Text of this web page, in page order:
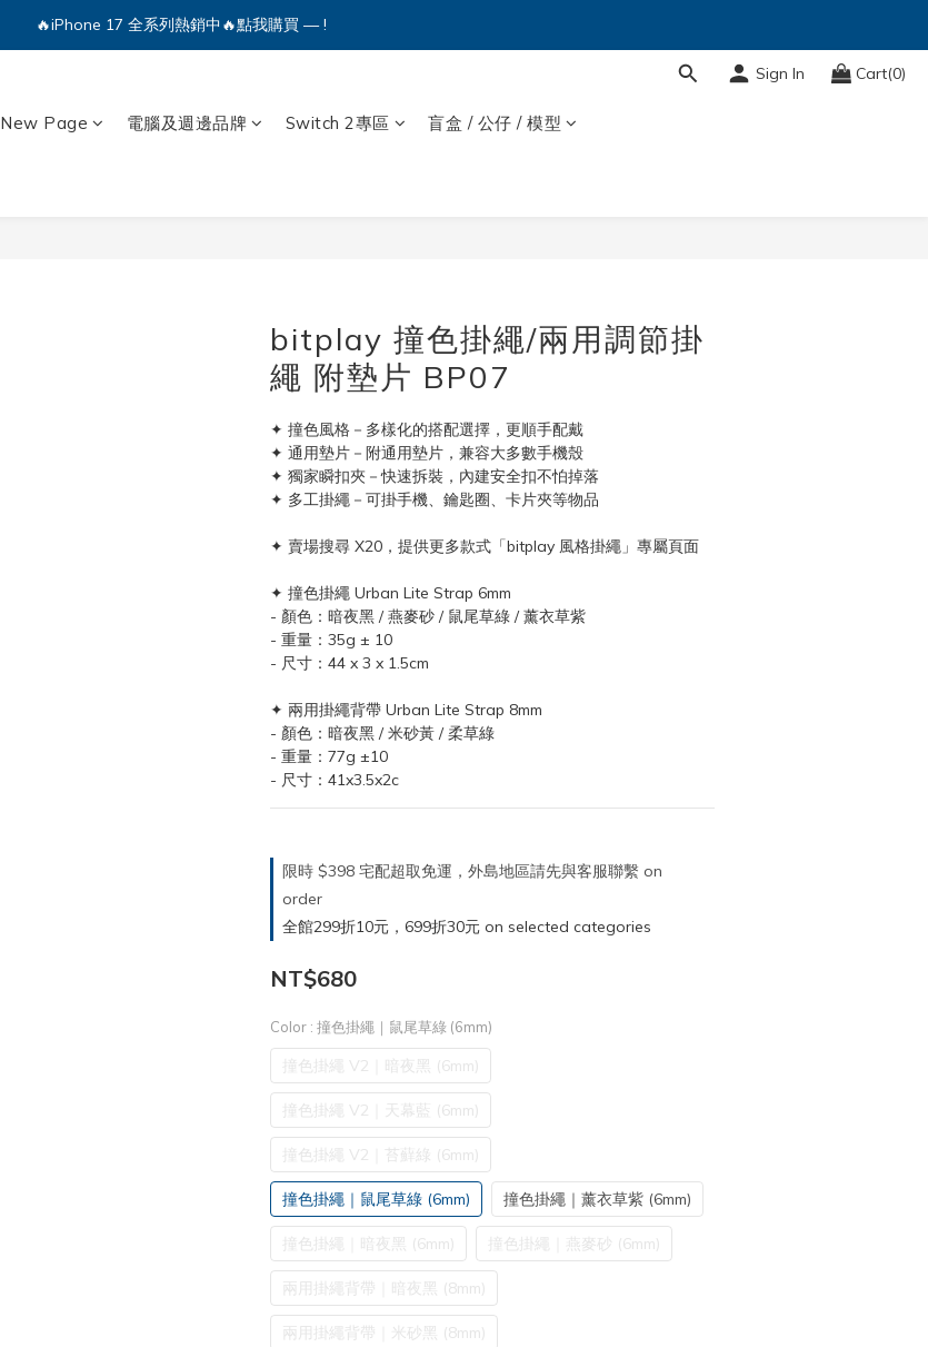
🔥iPhone 17 全系列熱銷中🔥點我購買 — !
💕加入Q哥 Line 新好友領優惠券！🎫
Sign In Cart(0)
New Page 電腦及週邊品牌 Switch 2專區 盲盒 / 公仔 / 模型
bitplay 撞色掛繩/兩用調節掛
繩 附墊片 BP07
✦ 撞色風格－多樣化的搭配選擇，更順手配戴
✦ 通用墊片－附通用墊片，兼容大多數手機殼
✦ 獨家瞬扣夾－快速拆裝，內建安全扣不怕掉落
✦ 多工掛繩－可掛手機、鑰匙圈、卡片夾等物品
✦ 賣場搜尋 X20，提供更多款式「bitplay 風格掛繩」專屬頁面
✦ 撞色掛繩 Urban Lite Strap 6mm
- 顏色：暗夜黑 / 燕麥砂 / 鼠尾草綠 / 薰衣草紫
- 重量：35g ± 10
- 尺寸：44 x 3 x 1.5cm
✦ 兩用掛繩背帶 Urban Lite Strap 8mm
- 顏色：暗夜黑 / 米砂黃 / 柔草綠
- 重量：77g ±10
- 尺寸：41x3.5x2c
限時 $398 宅配超取免運，外島地區請先與客服聯繫 on
order
全館299折10元，699折30元 on selected categories
NT$680
Color : 撞色掛繩｜鼠尾草綠 (6mm)
撞色掛繩 V2｜暗夜黑 (6mm)
撞色掛繩 V2｜天幕藍 (6mm)
撞色掛繩 V2｜苔蘚綠 (6mm)
撞色掛繩｜鼠尾草綠 (6mm) 撞色掛繩｜薰衣草紫 (6mm)
撞色掛繩｜暗夜黑 (6mm) 撞色掛繩｜燕麥砂 (6mm)
兩用掛繩背帶｜暗夜黑 (8mm)
兩用掛繩背帶｜米砂黑 (8mm)